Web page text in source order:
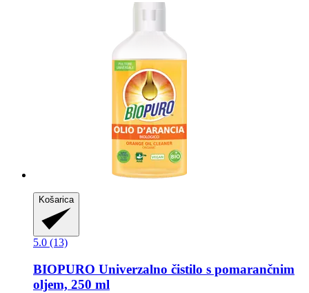
Košarica
5.0 (13)
BIOPURO Univerzalno čistilo s pomarančnim
oljem, 250 ml